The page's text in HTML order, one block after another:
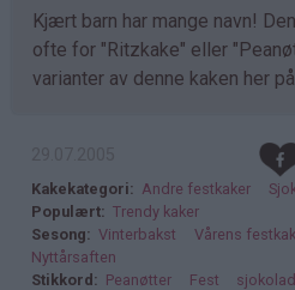
Kjært barn har mange navn!
ofte for "Ritzkake" eller
varianter av denne kaken her
Kakekategori Andre festkaker
Populært
Trendy kaker
Sesong
Vinterbakst Vårens
Nyttårsaften
Stikkord
Peanøtter Fest